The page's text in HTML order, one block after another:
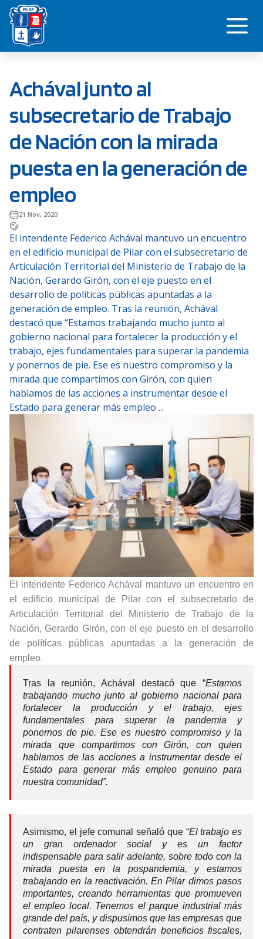
Saltar
contenido
Achával junto al
subsecretario de Trabajo
de Nación con la mirada
puesta en la generación de
empleo
21 Nov, 2020
El intendente Federico Achával mantuvo un encuentro
en el edificio municipal de Pilar con el subsecretario de
Articulación Territorial del Ministerio de Trabajo de la
Nación, Gerardo Girón, con el eje puesto en el
desarrollo de políticas públicas apuntadas a la
generación de empleo. Tras la reunión, Achával
destacó que “Estamos trabajando mucho junto al
gobierno nacional para fortalecer la producción y el
trabajo, ejes fundamentales para superar la pandemia
y ponernos de pie. Ese es nuestro compromiso y la
mirada que compartimos con Girón, con quien
hablamos de las acciones a instrumentar desde el
Estado para generar más empleo ...
El intendente Federico Achával mantuvo un encuentro en
el edificio municipal de Pilar con el subsecretario de
Articulación Territorial del Ministerio de Trabajo de la
Nación, Gerardo Girón, con el eje puesto en el desarrollo
de políticas públicas apuntadas a la generación de
empleo.
Tras la reunión, Achával destacó que “Estamos
trabajando mucho junto al gobierno nacional para
fortalecer la producción y el trabajo, ejes
fundamentales para superar la pandemia y
ponernos de pie. Ese es nuestro compromiso y la
mirada que compartimos con Girón, con quien
hablamos de las acciones a instrumentar desde el
Estado para generar más empleo genuino para
nuestra comunidad”.
Asimismo, el jefe comunal señaló que “El trabajo es
un gran ordenador social y es un factor
indispensable para salir adelante, sobre todo con la
mirada puesta en la pospandemia, y estamos
trabajando en la reactivación. En Pilar dimos pasos
importantes, creando herramientas que promueven
el empleo local. Tenemos el parque industrial más
grande del país, y dispusimos que las empresas que
contraten pilarenses obtendrán beneficios fiscales,